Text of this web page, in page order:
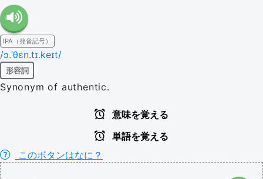
IPA（発音記号）
/ɔ.ˈθɛn.tɪ.keɪt/
形容詞
Synonym of authentic.
意味を覚える
単語を覚える
このボタンはなに？